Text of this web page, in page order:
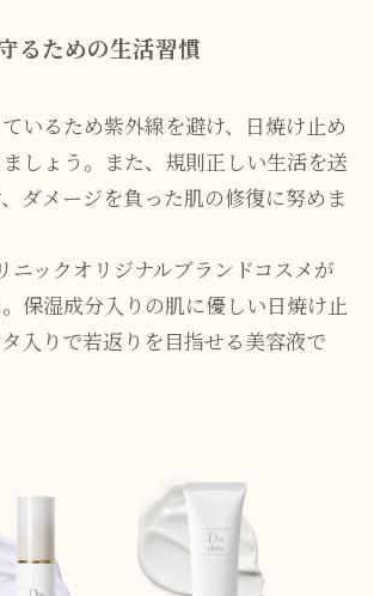
るための生活習慣
いるため紫外線を避け、日焼け止め
しょう。また、規則正しい生活を送
ダメージを負った肌の修復に努めま
ニックオリジナルブランドコスメが
保湿成分入りの肌に優しい日焼け止
入りで若返りを目指せる美容液で